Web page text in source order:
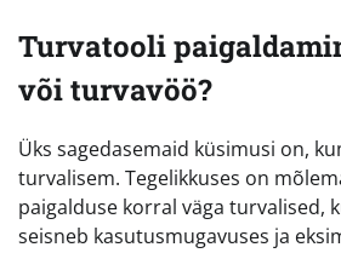
Turvatooli
või turvavöö?
Üks sagedasemaid küsimusi on,
turvalisem. Tegelikkuses on
paigalduse korral väga turvalised,
seisneb kasutusmugavuses ja